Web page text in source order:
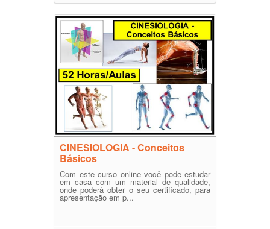
CINESIOLOGIA - Conceitos
Básicos
Com este curso online você pode estudar
em casa com um material de qualidade,
onde poderá obter o seu certificado, para
apresentação em p...